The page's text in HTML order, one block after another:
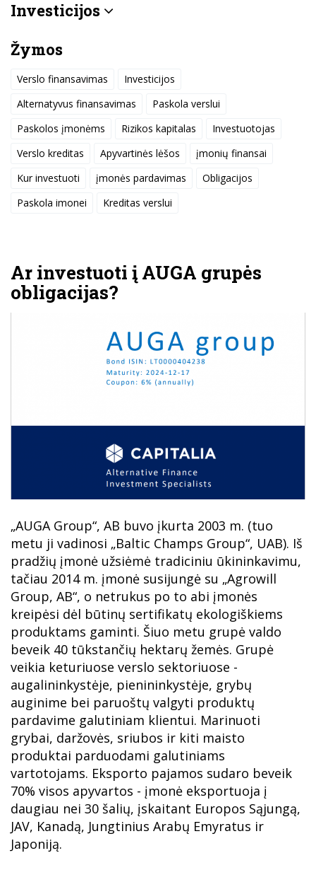
Ar investuoti į AUGA grupės
obligacijas?
„AUGA Group“, AB buvo įkurta 2003 m. (tuo
metu ji vadinosi „Baltic Champs Group“, UAB). Iš
pradžių įmonė užsiėmė tradiciniu ūkininkavimu,
tačiau 2014 m. įmonė susijungė su „Agrowill
Group, AB“, o netrukus po to abi įmonės
kreipėsi dėl būtinų sertifikatų ekologiškiems
produktams gaminti. Šiuo metu grupė valdo
beveik 40 tūkstančių hektarų žemės. Grupė
veikia keturiuose verslo sektoriuose -
augalininkystėje, pienininkystėje, grybų
auginime bei paruoštų valgyti produktų
pardavime galutiniam klientui. Marinuoti
grybai, daržovės, sriubos ir kiti maisto
produktai parduodami galutiniams
vartotojams. Eksporto pajamos sudaro beveik
70% visos apyvartos - įmonė eksportuoja į
daugiau nei 30 šalių, įskaitant Europos Sąjungą,
JAV, Kanadą, Jungtinius Arabų Emyratus ir
Japoniją.
Investicijos
Žymos
Verslo finansavimas
Investicijos
Alternatyvus finansavimas
Paskola verslui
Paskolos įmonėms
Rizikos kapitalas
Investuotojas
Verslo kreditas
Apyvartinės lėšos
įmonių finansai
Kur investuoti
įmonės pardavimas
Obligacijos
Paskola imonei
Kreditas verslui